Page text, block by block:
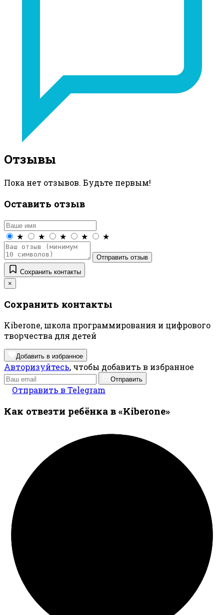
Отзывы
Пока нет отзывов. Будьте первым!
Оставить отзыв
★ ★ ★ ★ ★
Отправить отзыв
Сохранить контакты
×
Сохранить контакты
Kiberone, школа программирования и цифрового
творчества для детей
Добавить в избранное
Авторизуйтесь, чтобы добавить в избранное
Отправить
Отправить в Telegram
Как отвезти ребёнка в «Kiberone»